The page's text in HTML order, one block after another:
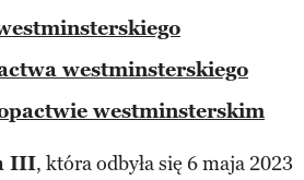
westminsterskiego
westminsterskim
III, która odbyła się 6 maja 2023